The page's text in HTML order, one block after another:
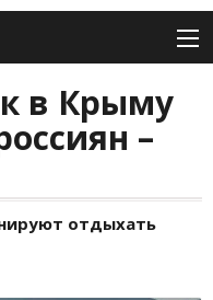
в Крыму
–
отдыхать